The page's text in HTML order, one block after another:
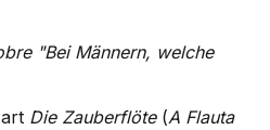
"Bei Männern, welche
Die Zauberflöte(A Flauta